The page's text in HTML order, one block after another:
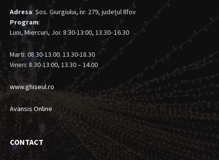
Adresa: Sos. Giurgiului, nr. 279, judeţul Ilfov
Program:
Luni, Miercuri, Joi: 8:30-13:00, 13.30- 16.30
Marti: 08.30-13.00. 13.30-18.30
Vineri: 8:30-13:00, 13.30 – 14.00
www.ghiseul.ro
Avansis Online
CONTACT